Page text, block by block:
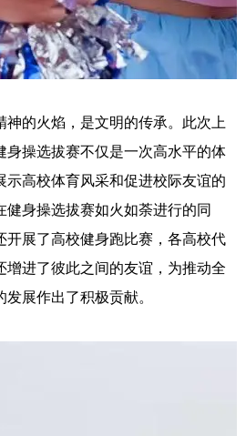
神的火焰，是文明的传承。此次上
身操选拔赛不仅是一次高水平的体
示高校体育风采和促进校际友谊的
健身操选拔赛如火如荼进行的同
开展了高校健身跑比赛，各高校代
增进了彼此之间的友谊，为推动全
展作出了积极贡献。